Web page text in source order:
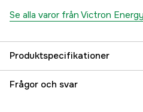
Se alla varor från Victron Energy
Produktspecifikationer
Referensnummer
Frågor och svar